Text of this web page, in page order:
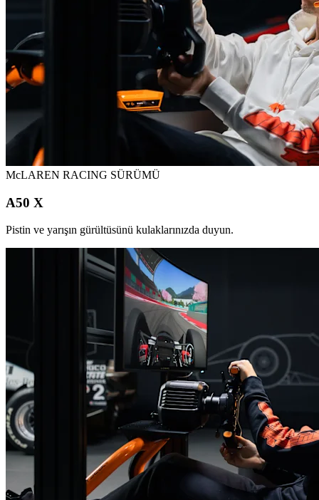
McLAREN RACING SÜRÜMÜ
A50 X
Pistin ve yarışın gürültüsünü kulaklarınızda duyun.